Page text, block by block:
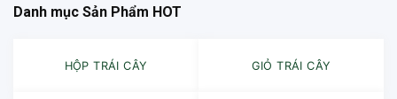
Danh mục Sản Phẩm HOT
HỘP TRÁI CÂY GIỎ TRÁI CÂY